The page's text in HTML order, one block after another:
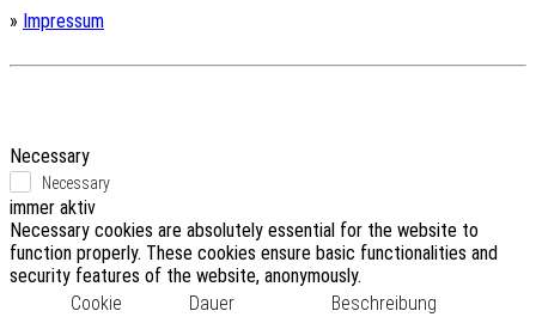
» Impressum
Necessary
Necessary
immer aktiv
Necessary cookies are absolutely essential for the website to
function properly. These cookies ensure basic functionalities and
security features of the website, anonymously.
Cookie
Dauer Beschreibung